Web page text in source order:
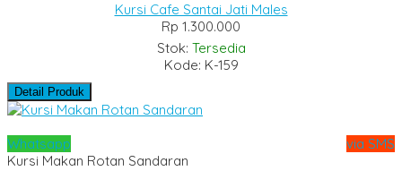
Kursi Cafe Santai Jati Males
Rp 1.300.000
Stok: Tersedia
Kode: K-159
Detail Produk
Whatsapp
via SMS
Kursi Makan Rotan Sandaran